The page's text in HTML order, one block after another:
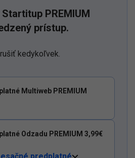
PREMIUM
prístup.
kedykoľvek.
Multiweb PREMIUM
Odzadu PREMIUM 3,99€